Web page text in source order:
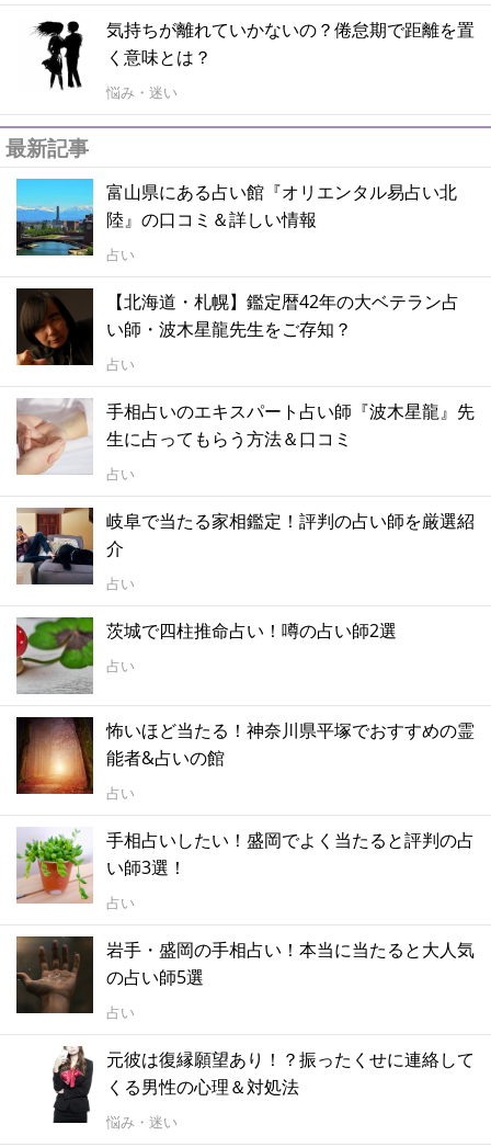
気持ちが離れていかないの？倦怠期で距離を置
く意味とは？
悩み・迷い
最新記事
富山県にある占い館『オリエンタル易占い北
陸』の口コミ＆詳しい情報
占い
【北海道・札幌】鑑定暦42年の大ベテラン占
い師・波木星龍先生をご存知？
占い
手相占いのエキスパート占い師『波木星龍』先
生に占ってもらう方法＆口コミ
占い
岐阜で当たる家相鑑定！評判の占い師を厳選紹
介
占い
茨城で四柱推命占い！噂の占い師2選
占い
怖いほど当たる！神奈川県平塚でおすすめの霊
能者&占いの館
占い
手相占いしたい！盛岡でよく当たると評判の占
い師3選！
占い
岩手・盛岡の手相占い！本当に当たると大人気
の占い師5選
占い
元彼は復縁願望あり！？振ったくせに連絡して
くる男性の心理＆対処法
悩み・迷い